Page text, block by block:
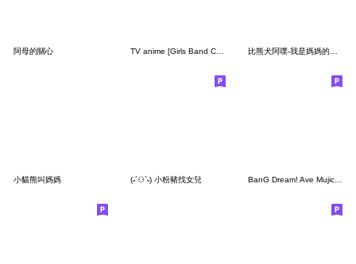
阿母的關心 TV anime [Girls Band Cry] 2 比熊犬阿噗-我是媽媽的寶貝呦！
小貓熊叫媽媽 (˶´⚇`˵) 小粉豬找女兒 BanG Dream! Ave Mujica vol.2